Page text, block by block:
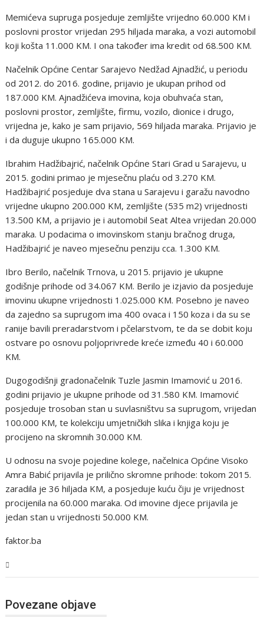
Memićeva supruga posjeduje zemljište vrijedno 60.000 KM i
poslovni prostor vrijedan 295 hiljada maraka, a vozi automobil
koji košta 11.000 KM. I ona također ima kredit od 68.500 KM.
Načelnik Općine Centar Sarajevo Nedžad Ajnadžić, u periodu
od 2012. do 2016. godine, prijavio je ukupan prihod od
187.000 KM. Ajnadžićeva imovina, koja obuhvaća stan,
poslovni prostor, zemljište, firmu, vozilo, dionice i drugo,
vrijedna je, kako je sam prijavio, 569 hiljada maraka. Prijavio je
i da duguje ukupno 165.000 KM.
Ibrahim Hadžibajrić, načelnik Općine Stari Grad u Sarajevu, u
2015. godini primao je mjesečnu plaću od 3.270 KM.
Hadžibajrić posjeduje dva stana u Sarajevu i garažu navodno
vrijedne ukupno 200.000 KM, zemljište (535 m2) vrijednosti
13.500 KM, a prijavio je i automobil Seat Altea vrijedan 20.000
maraka. U podacima o imovinskom stanju bračnog druga,
Hadžibajrić je naveo mjesečnu penziju cca. 1.300 KM.
Ibro Berilo, načelnik Trnova, u 2015. prijavio je ukupne
godišnje prihode od 34.067 KM. Berilo je izjavio da posjeduje
imovinu ukupne vrijednosti 1.025.000 KM. Posebno je naveo
da zajedno sa suprugom ima 400 ovaca i 150 koza i da su se
ranije bavili preradarstvom i pčelarstvom, te da se dobit koju
ostvare po osnovu poljoprivrede kreće između 40 i 60.000
KM.
Dugogodišnji gradonačelnik Tuzle Jasmin Imamović u 2016.
godini prijavio je ukupne prihode od 31.580 KM. Imamović
posjeduje trosoban stan u suvlasništvu sa suprugom, vrijedan
100.000 KM, te kolekciju umjetničkih slika i knjiga koju je
procijeno na skromnih 30.000 KM.
U odnosu na svoje pojedine kolege, načelnica Općine Visoko
Amra Babić prijavila je prilično skromne prihode: tokom 2015.
zaradila je 36 hiljada KM, a posjeduje kuću čiju je vrijednost
procijenila na 60.000 maraka. Od imovine djece prijavila je
jedan stan u vrijednosti 50.000 KM.
faktor.ba
Povezane objave